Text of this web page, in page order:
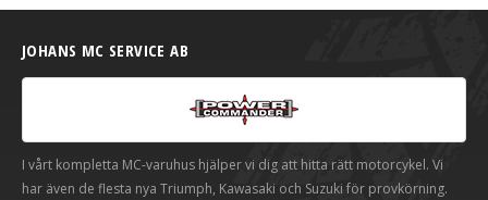
JOHANS MC SERVICE AB
I vårt kompletta MC-varuhus hjälper vi dig att hitta rätt motorcykel. Vi
har även de flesta nya Triumph, Kawasaki och Suzuki för provkörning.